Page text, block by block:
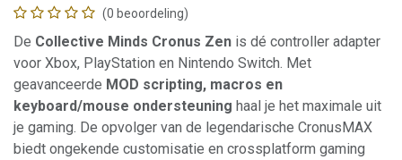
(0 beoordeling)
De Collective Minds Cronus Zen is dé controller adapter
voor Xbox, PlayStation en Nintendo Switch. Met
geavanceerde MOD scripting, macros en
keyboard/mouse ondersteuning haal je het maximale uit
je gaming. De opvolger van de legendarische CronusMAX
biedt ongekende customisatie en crossplatform gaming